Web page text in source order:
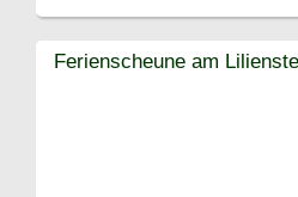
Ferienscheune am